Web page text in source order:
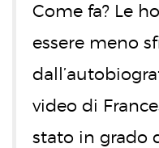
Come fa? Le
essere meno
video di
stato in grado